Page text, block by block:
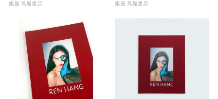
銀座 蔦屋書店 銀座 蔦屋書店